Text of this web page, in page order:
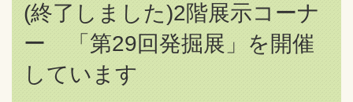
(終了しました)2階展示コーナ
ー 「第29回発掘展」を開催
しています